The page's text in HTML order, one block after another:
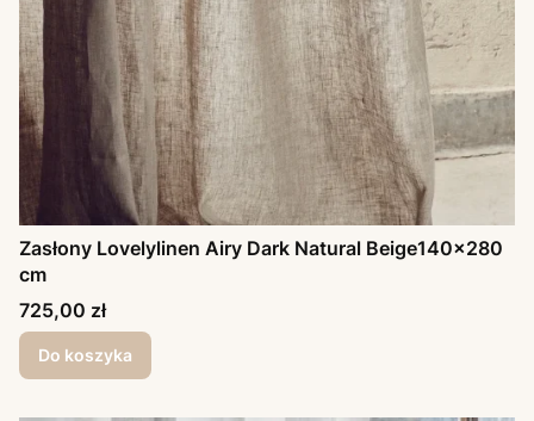
Zasłony Lovelylinen Airy Dark Natural Beige140x280
cm
Cena
725,00 zł
Do koszyka